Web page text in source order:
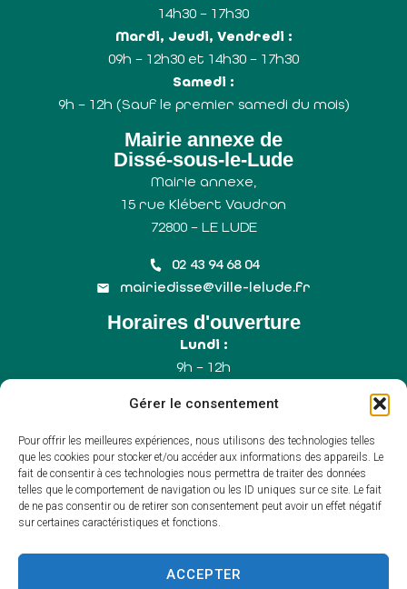
Gérer le consentement
Pour offrir les meilleures expériences, nous utilisons des technologies telles
que les cookies pour stocker et/ou accéder aux informations des appareils. Le
fait de consentir à ces technologies nous permettra de traiter des données
telles que le comportement de navigation ou les ID uniques sur ce site. Le fait
de ne pas consentir ou de retirer son consentement peut avoir un effet négatif
sur certaines caractéristiques et fonctions.
ACCEPTER
14h30 – 17h30
Mardi, Jeudi, Vendredi :
09h – 12h30 et 14h30 – 17h30
Samedi :
9h – 12h (Sauf le premier samedi du mois)
Mairie annexe de
Dissé-sous-le-Lude
Mairie annexe,
15 rue Klébert Vaudron
72800 – LE LUDE
02 43 94 68 04
mairiedisse@ville-lelude.fr
Horaires d'ouverture
Lundi :
9h – 12h
9h – 12h
Samedi :
9h – 12h (Uniquement le 1er samedi du mois)
Accessibilité
Mentions légales
Confidentialité